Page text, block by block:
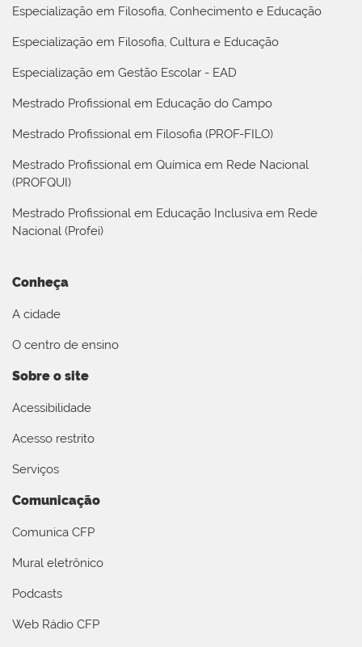
Especialização em Filosofia, Conhecimento e Educação
Especialização em Filosofia, Cultura e Educação
Especialização em Gestão Escolar - EAD
Mestrado Profissional em Educação do Campo
Mestrado Profissional em Filosofia (PROF-FILO)
Mestrado Profissional em Química em Rede Nacional
(PROFQUI)
Mestrado Profissional em Educação Inclusiva em Rede
Nacional (Profei)
Conheça
A cidade
O centro de ensino
Sobre o site
Acessibilidade
Acesso restrito
Serviços
Comunicação
Comunica CFP
Mural eletrônico
Podcasts
Web Rádio CFP